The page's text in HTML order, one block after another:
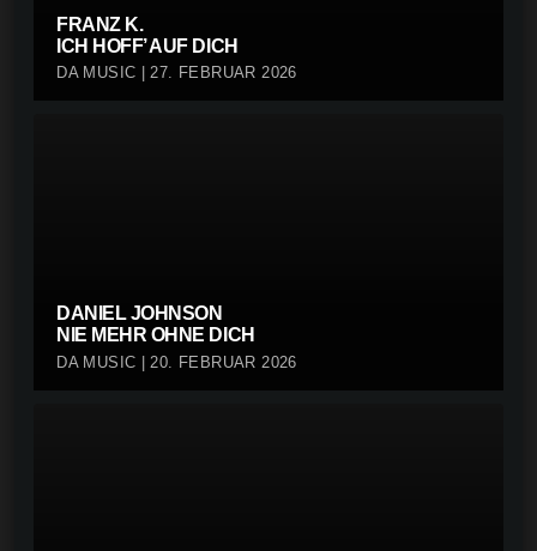
FRANZ K.
ICH HOFF’ AUF DICH
DA MUSIC | 27. FEBRUAR 2026
DANIEL JOHNSON
NIE MEHR OHNE DICH
DA MUSIC | 20. FEBRUAR 2026